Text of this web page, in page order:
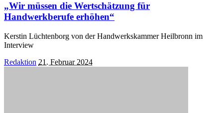
„Wir müssen die Wertschätzung für
Handwerkberufe erhöhen“
Kerstin Lüchtenborg von der Handwerkskammer Heilbronn im
Interview
Posted
Redaktion 21. Februar 2024